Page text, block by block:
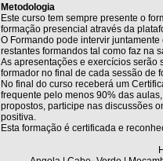
Metodologia
Este curso tem sempre presente o
formação presencial através da
O Formando pode intervir
restantes formandos tal como faz na
As apresentações e exercícios
formador no final de cada sessão de
No final do curso receberá um
frequente pelo menos 90% das
propostos, participe nas discussões
positiva.
Esta formação é certificada e